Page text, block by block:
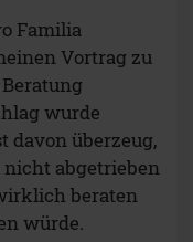
Familia
Vortrag zu
wurde
davon überzeug,
nicht abgetrieben
beraten
würde.